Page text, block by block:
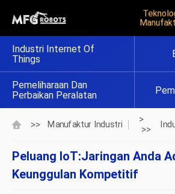
Industri Internet Of
Things
Pemeliharaan Dan
Perbaikan Peralatan
>> Manufaktur Industri
>
>>
Peluang IoT:Jaringan Anda
Keunggulan Kompetitif